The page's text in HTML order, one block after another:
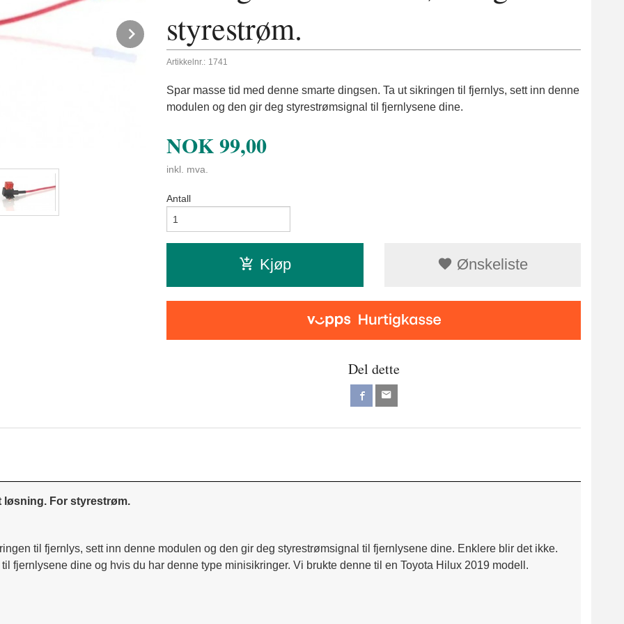
Nextstyrestrøm.
Artikkelnr.: 1741
Spar masse tid med denne smarte dingsen. Ta ut sikringen til fjernlys, sett inn denne
modulen og den gir deg styrestrømsignal til fjernlysene dine.
NOK99,00
inkl. mva.
Antall
Kjøp Ønskeliste
Del dette
For styrestrøm.
til fjernlys, sett inn denne modulen og den gir deg styrestrømsignal til fjernlysene dine. Enklere blir det ikke.
fjernlysene dine og hvis du har denne type minisikringer. Vi brukte denne til en Toyota Hilux 2019 modell.